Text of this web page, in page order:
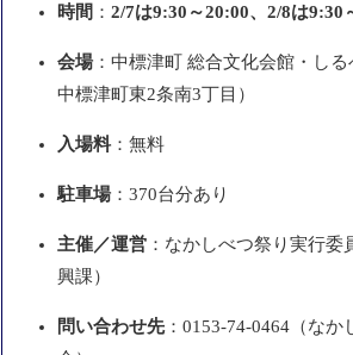
時間 ： 2/7は9:30～20:00、2/8は9:30
会場：中標津町 総合文化会館・しる
中標津町東2条南3丁目）
入場料 ：無料
駐車場：370台分あり
主催／運営 ：なかしべつ祭り実行
興課）
問い合わせ先：0153-74-0464（なか